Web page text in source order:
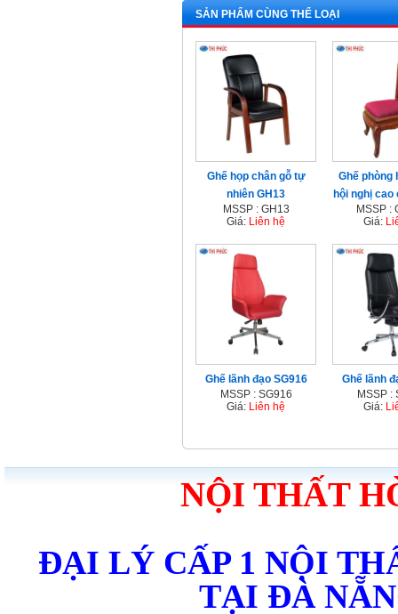
SẢN PHẨM CÙNG THỂ LOẠI
Ghế họp chân gỗ tự
nhiên GH13
MSSP : GH13
Giá: Liên hệ
Ghế phòng
hội nghị cao
MSSP :
Giá:
Ghế lãnh đạo SG916
MSSP : SG916
Giá: Liên hệ
Ghế lãnh
MSSP :
Giá:
NỘI THẤT
ĐẠI LÝ CẤP 1 NỘI
TẠI ĐÀ